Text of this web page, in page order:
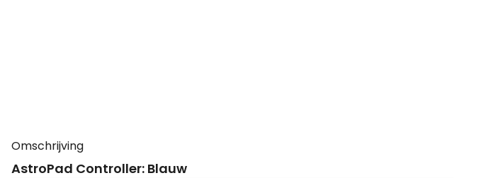
Omschrijving
AstroPad Controller: Blauw